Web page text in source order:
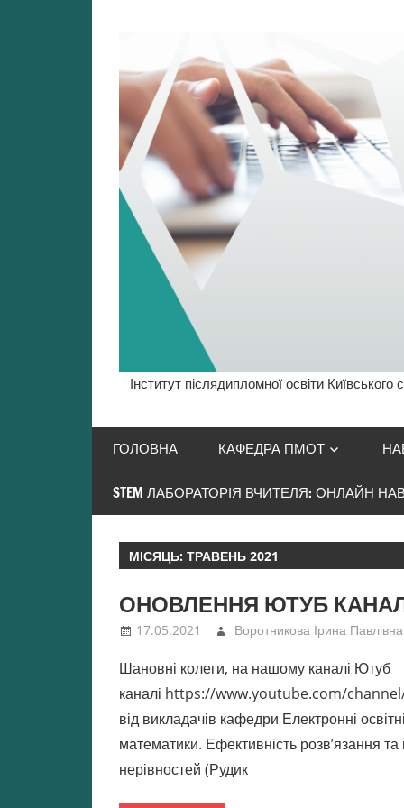
Кафедра
ПМОТ
Інститут
післядипломної
освіти
Університету
Грінченка
Інститут післядипломної освіти
ГОЛОВНА КАФЕДРА ПМОТ
STEM ЛАБОРАТОРІЯ ВЧИТЕЛЯ: ОНЛАЙН
МІСЯЦЬ:ТРАВЕНЬ 2021
ОНОВЛЕННЯ ЮТУБ
17.05.2021 Воротникова Ірина Павлівна
Шановні колеги, на нашому каналі Ютуб
каналі https://www.youtube.com/channel/
від викладачів кафедри Електронні
математики. Ефективність розв’язання
нерівностей (Рудик